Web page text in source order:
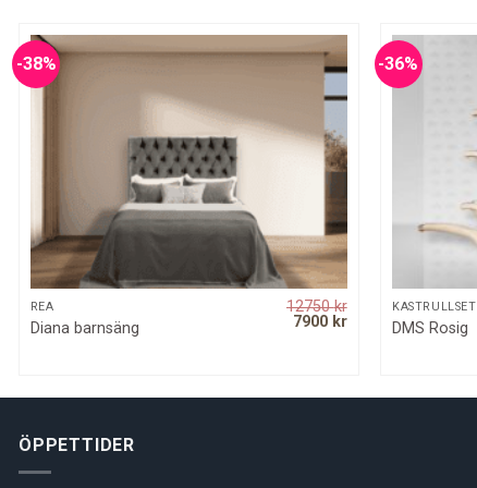
-38%
REA
Diana barnsäng
12750kr
Original
7900 krCurrent
-36%
KASTRULLSET
DMS Rosig
ÖPPETTIDER